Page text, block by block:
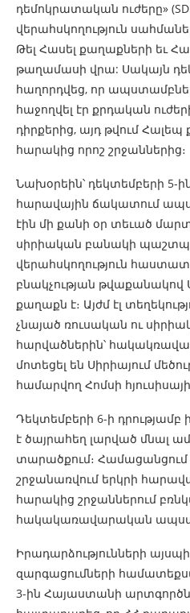
դեմոկրատական ​​ուժերը»
վերահսկողություն
Թել Հասել քաղաքների եւ
թաղամասի վրա: Սակայն
հաղորդվեց, որ
հաջողվել էր քրդական
դիրքերից, այդ թվում
հարակից որոշ շրջաններից։
Նախօրեին՝ դեկտեմբերի 5-
հարավային ճակատում
էին մի քանի օր տեւած
սիրիական բանակի
վերահսկողություն
բնակչության թվաքանակով
քաղաքն է։ Այժմ էլ
չնայած ռուսական ու
հարվածներին՝
մոտեցել են Սիրիայում
համարվող Հոմսի
Դեկտեմբերի 6-ի
է ծայրահեղ լարված մնալ
տարածքում։ Համացանցում
շրջանառվում երկրի
հարակից շրջաններում
հակակառավարական
Իրադարձությունների
զարգացումների
3-ին Հայաստանի